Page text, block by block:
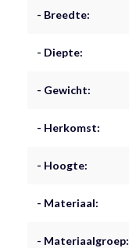
- Breedte:
- Diepte:
- Gewicht:
- Herkomst:
- Hoogte:
- Materiaal:
- Materiaalgroep: